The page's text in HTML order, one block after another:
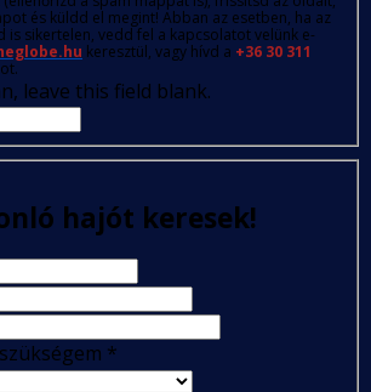
és küldd el megint! Abban az esetben, ha az
sikertelen, vedd fel a kapcsolatot velünk e-
keresztül, vagy hívd a +36 30 311
leave this field blank.
hajót keresek!
*